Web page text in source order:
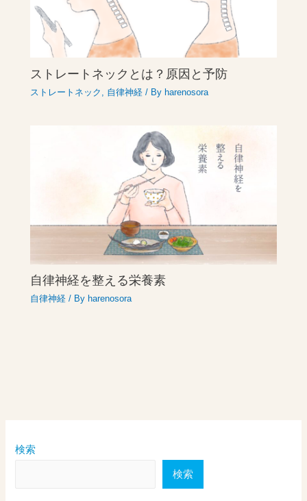
ストレートネックとは？原因と予防
ストレートネック 自律神経 / By harenosora
自律神経を整える栄養素
自律神経 / By harenosora
検索
検索